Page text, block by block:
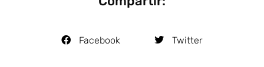
Facebook Twitter